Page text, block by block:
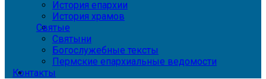
История епархии
История храмов
Святые
Святыни
Богослужебные тексты
Пермские епархиальные ведомости
Контакты